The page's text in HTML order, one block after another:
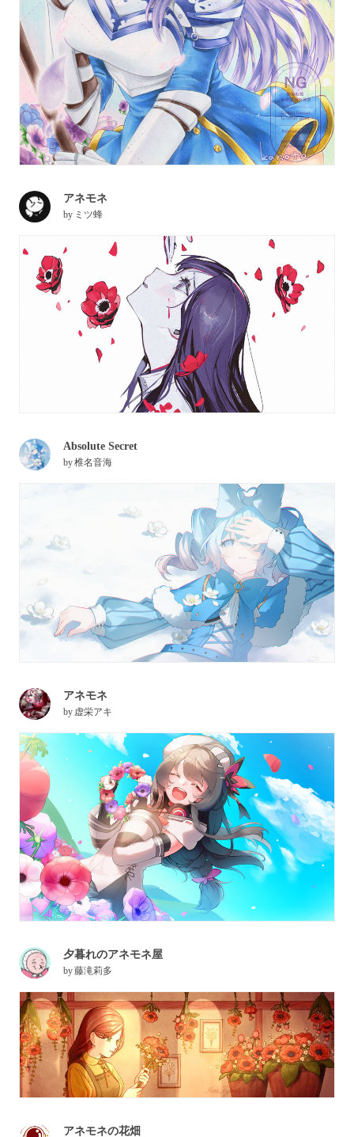
アネモネ
by ミツ蜂
Absolute Secret
by椎名音海
アネモネ
by 虚栄アキ
夕暮れのアネモネ屋
by藤滝莉多
アネモネの花畑